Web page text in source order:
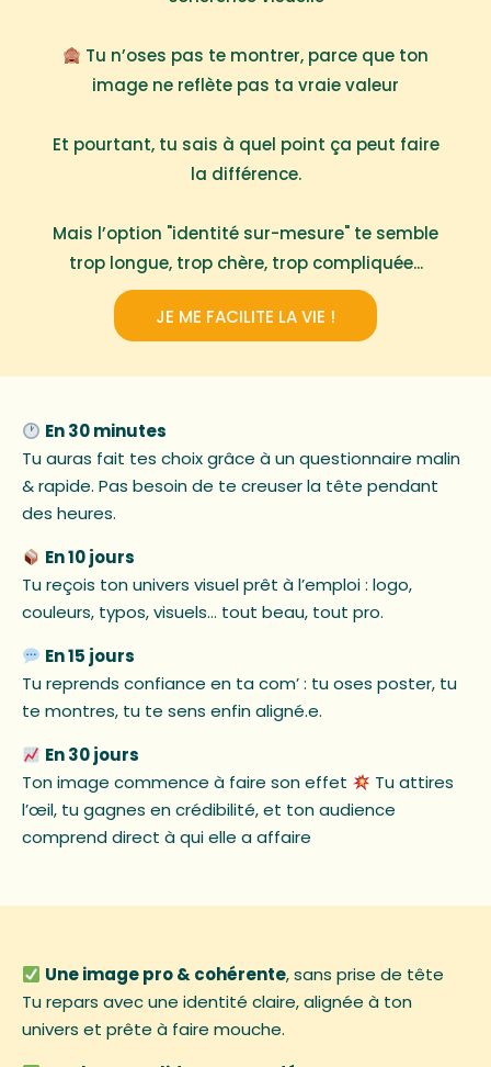
Tu n’oses pas te montrer, parce que ton
image ne reflète pas ta vraie valeur
Et pourtant, tu sais à quel point ça peut faire
la différence.
Mais l’option "identité sur-mesure" te semble
trop longue, trop chère, trop compliquée...
JE ME FACILITE LA VIE !
En 30 minutes
Tu auras fait tes choix grâce à un questionnaire malin
& rapide. Pas besoin de te creuser la tête pendant
des heures.
En 10 jours
Tu reçois ton univers visuel prêt à l’emploi : logo,
couleurs, typos, visuels… tout beau, tout pro.
En 15 jours
Tu reprends confiance en ta com’ : tu oses poster, tu
te montres, tu te sens enfin aligné.e.
En 30 jours
Ton image commence à faire son effet
Tu attires
l’œil, tu gagnes en crédibilité, et ton audience
comprend direct à qui elle a affaire
Une image pro & cohérente, sans prise de tête
Tu repars avec une identité claire, alignée à ton
univers et prête à faire mouche.